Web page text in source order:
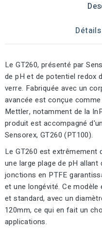
Le GT260, présenté par
de pH et de potentiel redox
verre. Fabriquée avec un
avancée est conçue
Mettler, notamment de la
produit est accompagné
Sensorex, GT260 (PT100).
Le GT260 est
une large plage de pH
jonctions en PTFE
et une longévité. Ce
et standard, avec un
120mm, ce qui en fait un
applications.